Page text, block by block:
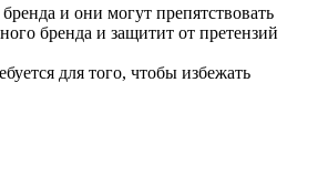
и они могут препятствовать
бренда и защитит от претензий
для того, чтобы избежать